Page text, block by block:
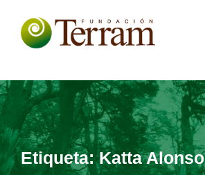
Etiqueta:Katta Alonso